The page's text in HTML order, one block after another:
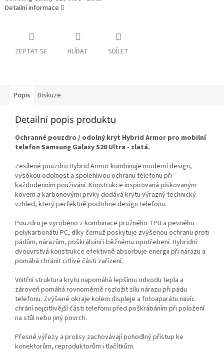
Detailní informace
ZEPTAT SE HLÍDAT SDÍLET
Popis Diskuze
Detailní popis produktu
Ochranné pouzdro / odolný kryt Hybrid Armor pro mobilní
telefon Samsung Galaxy S20 Ultra - zlatá.
Zesílené pouzdro Hybrid Armor kombinuje moderní design,
vysokou odolnost a spolehlivou ochranu telefonu při
každodenním používání. Konstrukce inspirovaná pískovaným
kovem a karbonovými prvky dodává krytu výrazný technický
vzhled, který perfektně podtrhne design telefonu.
Pouzdro je vyrobeno z kombinace pružného TPU a pevného
polykarbonátu PC, díky čemuž poskytuje zvýšenou ochranu proti
pádům, nárazům, poškrábání i běžnému opotřebení. Hybridní
dvouvrstvá konstrukce efektivně absorbuje energii při nárazu a
pomáhá chránit citlivé části zařízení.
Vnitřní struktura krytu napomáhá lepšímu odvodu tepla a
zároveň pomáhá rovnoměrně rozložit sílu nárazu při pádu
telefonu. Zvýšené okraje kolem displeje a fotoaparátu navíc
chrání nejcitlivější části telefonu před poškrábáním při položení
na stůl nebo jiný povrch.
Přesné výřezy a prolisy zachovávají pohodlný přístup ke
konektorům, reproduktorům i tlačítkům.